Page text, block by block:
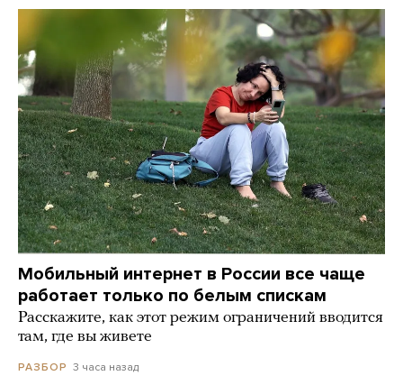
Мобильный интернет в России все чаще
работает только по белым спискам
Расскажите, как этот режим ограничений вводится
там, где вы живете
РАЗБОР 3 часа назад